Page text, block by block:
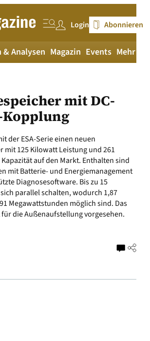
Login Abonnieren
Analysen Magazin Events Mehr
mit DC-
Kopplung
der ESA-Serie einen neuen
mit 125 Kilowatt Leistung und 261
auf den Markt. Enthalten sind
mit Batterie- und Energiemanagement
Diagnosesoftware. Bis zu 15
parallel schalten, wodurch 1,87
Megawattstunden möglich sind. Das
für die Außenaufstellung vorgesehen.